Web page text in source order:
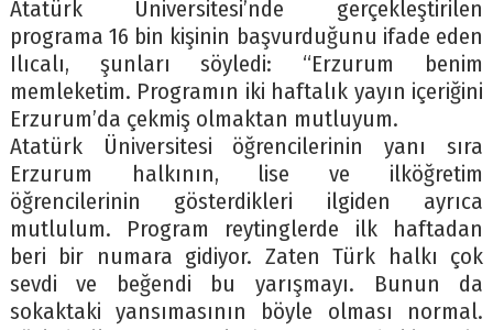
Atatürk Üniversitesi’nde gerçekleştirilen
programa 16 bin kişinin başvurduğunu ifade eden
Ilıcalı, şunları söyledi: “Erzurum benim
memleketim. Programın iki haftalık yayın içeriğini
Erzurum’da çekmiş olmaktan mutluyum.
Atatürk Üniversitesi öğrencilerinin yanı sıra
Erzurum halkının, lise ve ilköğretim
öğrencilerinin gösterdikleri ilgiden ayrıca
mutlulum. Program reytinglerde ilk haftadan
beri bir numara gidiyor. Zaten Türk halkı çok
sevdi ve beğendi bu yarışmayı. Bunun da
sokaktaki yansımasının böyle olması normal.